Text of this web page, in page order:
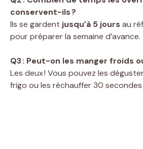
conservent-ils ?
Ils se gardent jusqu’à 5 jours au
pour préparer la semaine d’avance.
Q3 : Peut-on les manger froids
Les deux ! Vous pouvez les
frigo ou les réchauffer 30